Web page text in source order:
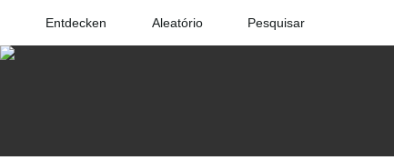
Entdecken Aleatório Pesquisar